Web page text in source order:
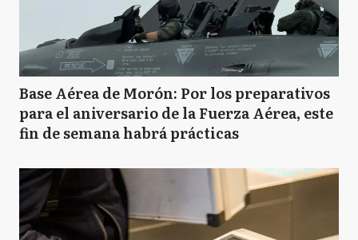
Base Aérea de Morón: Por los preparativos
para el aniversario de la Fuerza Aérea, este
fin de semana habrá prácticas